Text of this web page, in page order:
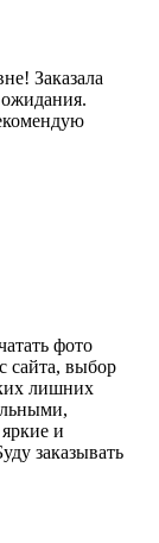
Заказала
ожидания.
фото
сайта, выбор
лишних
и
заказывать